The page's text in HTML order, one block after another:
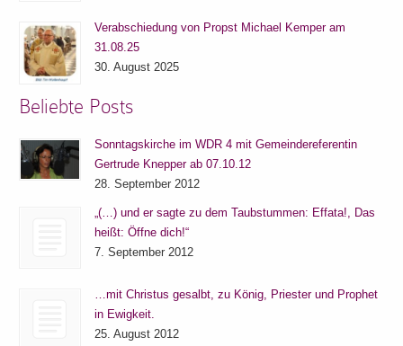
Verabschiedung von Propst Michael Kemper am
31.08.25
30. August 2025
Beliebte Posts
Sonntagskirche im WDR 4 mit Gemeindereferentin
Gertrude Knepper ab 07.10.12
28. September 2012
„(…) und er sagte zu dem Taubstummen: Effata!, Das
heißt: Öffne dich!“
7. September 2012
…mit Christus gesalbt, zu König, Priester und Prophet
in Ewigkeit.
25. August 2012